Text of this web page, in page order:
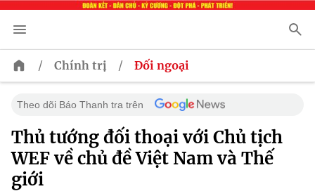
/ Chính trị / Đối ngoại
Theo dõi Báo Thanh tra trên
Thủ tướng đối thoại với Chủ tịch
WEF về chủ đề Việt Nam và Thế
giới